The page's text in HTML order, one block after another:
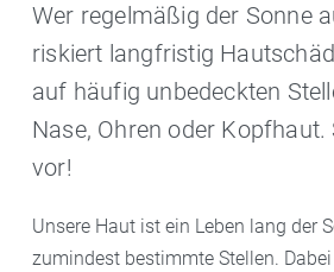
Wer regelmäßig der Sonne
riskiert langfristig
auf häufig unbedeckten
Nase, Ohren oder Kopfhaut.
vor!
Unsere Haut ist ein Leben lang der
zumindest bestimmte Stellen.